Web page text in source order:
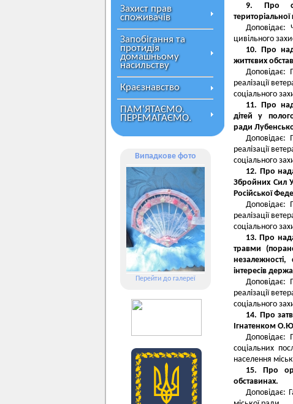
Захист прав
споживачів
Запобігання та
протидія
домашньому
насильству
Краєзнавство
ПАМ’ЯТАЄМО.
ПЕРЕМАГАЄМО.
Випадкове фото
Перейти до галереї
9. Про
Доповідає:
цивільного
10. Про
життєвих
Доповідає:
реалізації
соціального
11. Про
дітей у
ради
Доповідає:
реалізації
соціального
12. Про
Збройних Сил
Російської
Доповідає:
реалізації
соціального
13. Про
травми
незалежності,
інтересів
Доповідає:
реалізації
соціального
14. Про
Ігнатенком
Доповідає:
соціальних
населення
15. Про
обставинах.
Доповідає: